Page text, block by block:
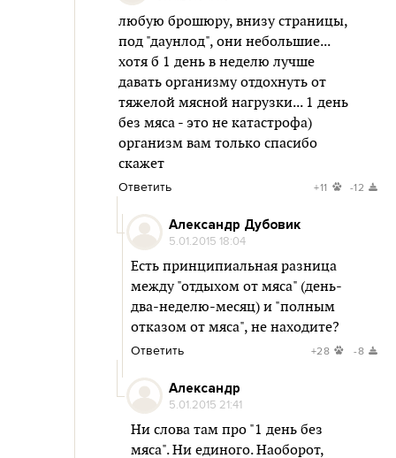
любую брошюру, внизу страницы,
под "даунлод", они небольшие...
хотя б 1 день в неделю лучше
давать организму отдохнуть от
тяжелой мясной нагрузки... 1 день
без мяса - это не катастрофа)
организм вам только спасибо
скажет
Ответить +11 -12
Александр Дубовик
5.01.2015 18:04
Есть принципиальная разница
между "отдыхом от мяса" (день-
два-неделю-месяц) и "полным
отказом от мяса", не находите?
Ответить +28 -8
Александр
5.01.2015 21:41
Ни слова там про "1 день без
мяса". Ни единого. Наоборот,